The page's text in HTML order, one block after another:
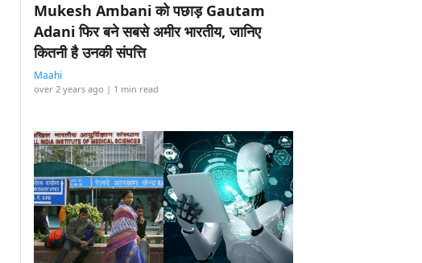
Mukesh Ambani को पछाड़ Gautam
Adani फिर बने सबसे अमीर भारतीय, जानिए
कितनी है उनकी संपत्ति
Maahi
over 2 years ago | 1 min read